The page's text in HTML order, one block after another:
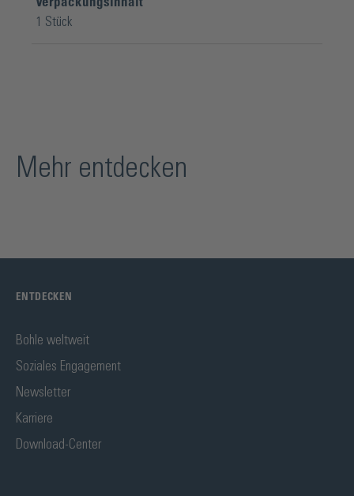
1 Stück
Mehr entdecken
ENTDECKEN
Bohle weltweit
Soziales Engagement
Newsletter
Karriere
Download-Center